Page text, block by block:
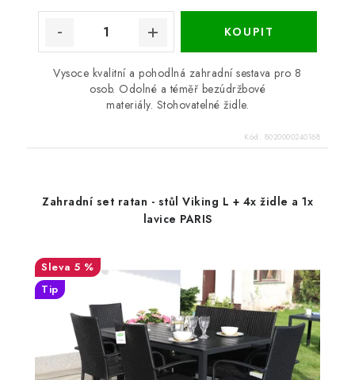
Vysoce kvalitní a pohodlná zahradní sestava pro 8
osob. Odolné a téměř bezúdržbové
materiály. Stohovatelné židle.
Kód: 8020000240168
Zahradní set ratan - stůl Viking L + 4x židle a 1x
lavice PARIS
5 %
Tip